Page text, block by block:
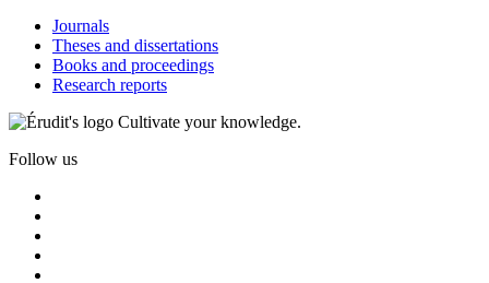
Journals
Theses and dissertations
Books and proceedings
Research reports
Cultivate your knowledge.
Follow us